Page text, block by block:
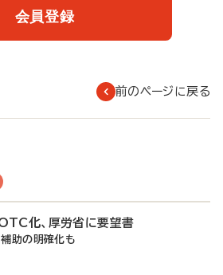
会員登録
前のページに戻る
OTC化、厚労省に要望書
助の明確化も